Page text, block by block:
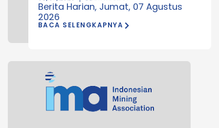
Berita Harian, Jumat, 07 Agustus
2026
BACA SELENGKAPNYA